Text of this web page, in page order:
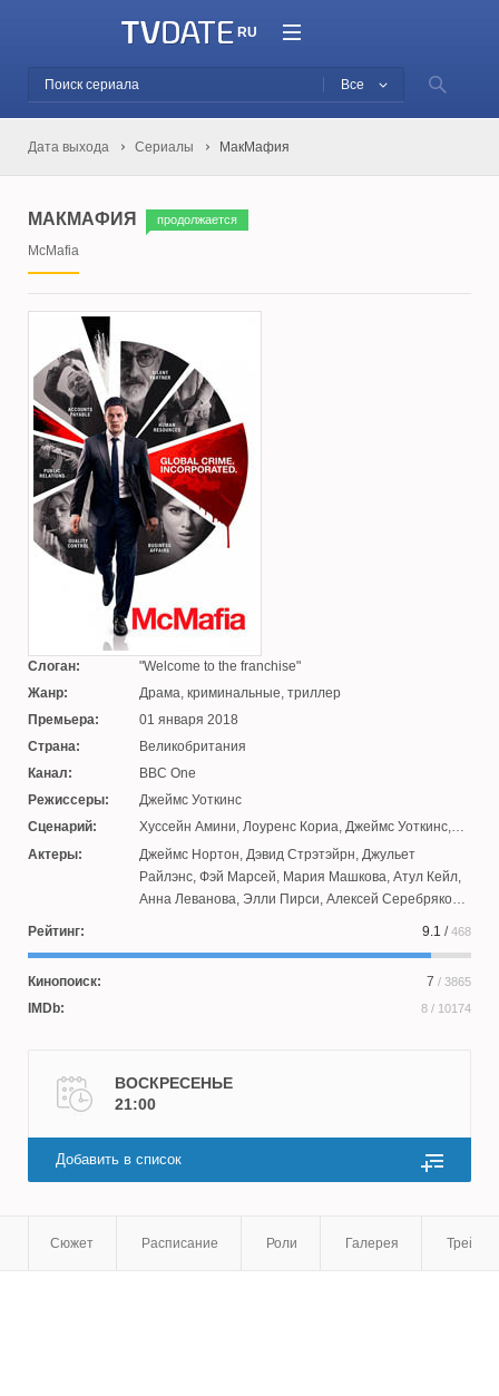
RU
Все
Дата выхода Сериалы МакМафия
МАКМАФИЯ продолжается
McMafia
Слоган:
Welcome to the franchise
Жанр:
Драма, криминальные, триллер
Премьера:
01 января 2018
Страна:
Великобритания
Канал:
BBC One
Режиссеры:
Джеймс Уоткинс
Сценарий:
Хуссейн Амини, Лоуренс Кориа, Джеймс Уоткинс,
Дэвид Фарр
Миша Гленни
Актеры: Джеймс Нортон, Дэвид Стрэтэйрн, Джульет
Райлэнс, Фэй Марсей, Мария Машкова, Атул Кейл,
Анна Леванова, Элли Пирси, Алексей Серебряков,
Рейтинг: 9.1 /468
Кинопоиск: 7 / 3865
IMDb: 8 / 10174
ВОСКРЕСЕНЬЕ
21:00
Добавить в список
Сюжет Расписание Роли Галерея